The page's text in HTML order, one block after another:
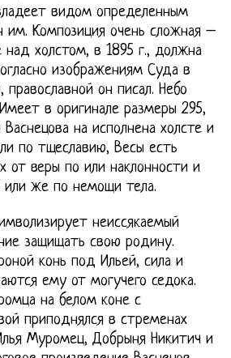
видом определенным
Композиция очень сложная –
над холстом, в 1895 г., должна
изображениям Суда в
он писал. Небо
в оригинале размеры 295,
на исполнена холсте и
по тщеславию, Весы есть
от веры по или наклонности и
или же по немощи тела.
неиссякаемый
защищать свою родину.
конь под Ильей, сила и
ему от могучего седока.
на белом коне с
приподнялся в стременах
Муромец, Добрыня Никитич и